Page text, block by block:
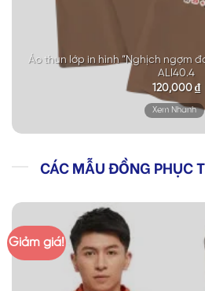
Áo thun lớp in hình “Nghịch ngợm
ALI40.4
120,000₫
Xem Nhanh
CÁC MẪU ĐỒNG PHỤC
Giảm giá!